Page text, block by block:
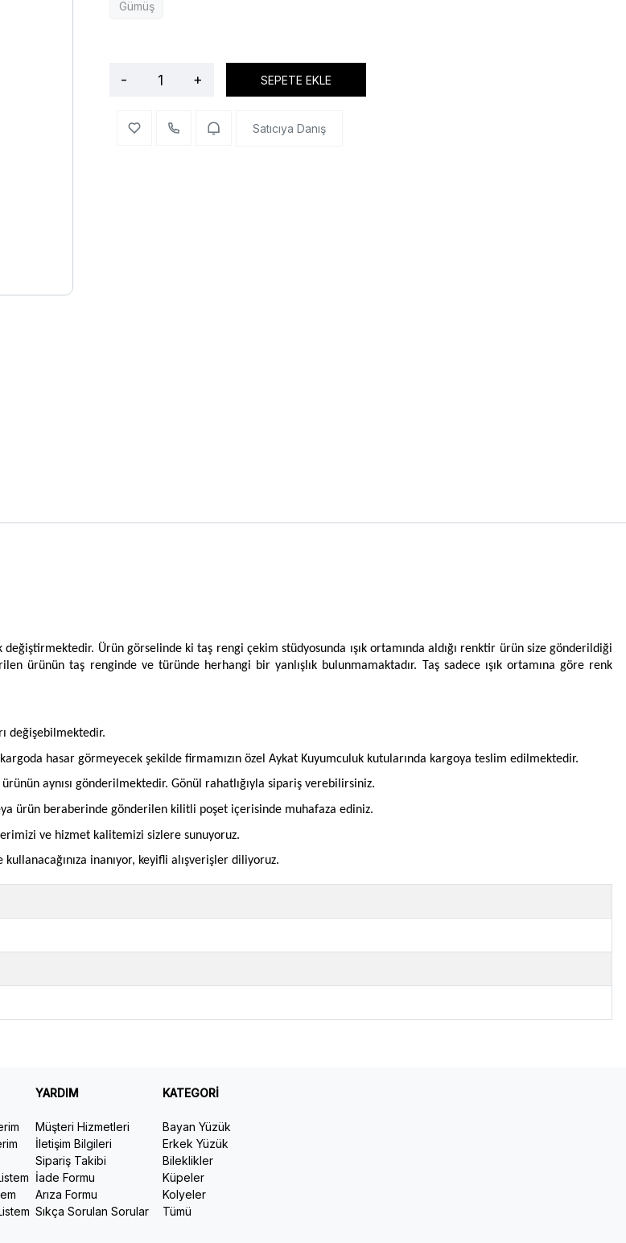
Gümüş
- + SEPETE EKLE
Satıcıya Danış
değiştirmektedir. Ürün görselinde ki taş rengi çekim stüdyosunda ışık ortamında aldığı renktir ürün size gönderildiği
ürünün taş renginde ve türünde herhangi bir yanlışlık bulunmamaktadır. Taş sadece ışık ortamına göre renk
değişebilmektedir.
hasar görmeyecek şekilde firmamızın özel Aykat Kuyumculuk kutularında kargoya teslim edilmektedir.
aynısı gönderilmektedir. Gönül rahatlığıyla sipariş verebilirsiniz.
ürün beraberinde gönderilen kilitli poşet içerisinde muhafaza ediniz.
ve hizmet kalitemizi sizlere sunuyoruz.
inanıyor, keyifli alışverişler diliyoruz.
YARDIM
Müşteri Hizmetleri
İletişim Bilgileri
Sipariş Takibi
İade Formu
Arıza Formu
Sıkça Sorulan Sorular
KATEGORİ
Bayan Yüzük
Erkek Yüzük
Bileklikler
Küpeler
Kolyeler
Tümü